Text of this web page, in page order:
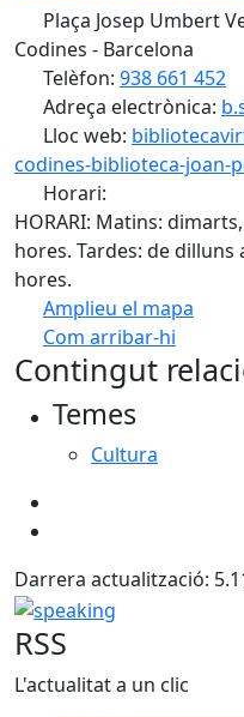
Plaça Josep Umbert
Codines - Barcelona
Telèfon: 938 661 452
Adreça electrònica:
Lloc web:
codines-biblioteca-joan-
Horari:
HORARI: Matins:
hores. Tardes: de dilluns
hores.
Amplieu el mapa
Com arribar-hi
+
Contingut
Temes
Cultura
Darrera actualització:
speaking
RSS
L'actualitat a un clic